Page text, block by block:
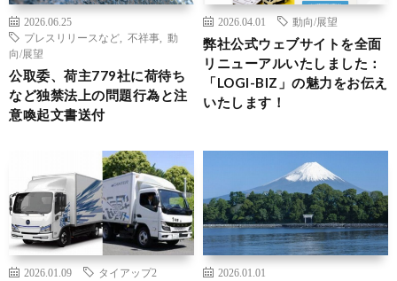
2026.06.25
プレスリリースなど
不祥事
動
向/展望
公取委、荷主779社に荷待ち
など独禁法上の問題行為と注
意喚起文書送付
2026.04.01 動向/展望
弊社公式ウェブサイトを全面
リニューアルいたしました：
「LOGI-BIZ」の魅力をお伝え
いたします！
2026.01.09 タイアップ2
2026.01.01